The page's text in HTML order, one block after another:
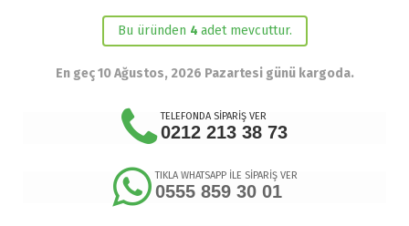
Bu üründen 4 adet mevcuttur.
En geç 10 Ağustos, 2026 Pazartesi günü kargoda.
TELEFONDA SİPARİŞ VER
0212 213 38 73
TIKLA WHATSAPP İLE SİPARİŞ VER
0555 859 30 01